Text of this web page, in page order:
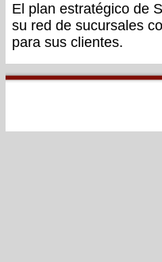
El plan estratégico de
su red de sucursales
para sus clientes.